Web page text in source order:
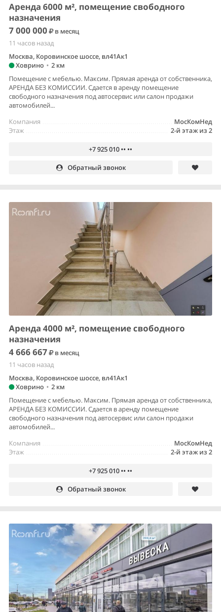
Аренда 6000 м², помещение свободного
назначения
7 000 000
в месяц
11 часов назад
Москва, Коровинское шоссе, вл41Ак1
Ховрино • 2 км
Помещение с мебелью. Максим. Прямая аренда от собственника,
АРЕНДА БЕЗ КОМИССИИ. Сдается в аренду помещение
свободного назначения под автосервис или салон продажи
автомобилей...
МосКомНед
Компания
2-й этаж из 2
Этаж
+7 925 010 •• ••
Обратный звонок
Аренда 4000 м², помещение свободного
назначения
4 666 667
в месяц
11 часов назад
Москва, Коровинское шоссе, вл41Ак1
Ховрино • 2 км
Помещение с мебелью. Максим. Прямая аренда от собственника,
АРЕНДА БЕЗ КОМИССИИ. Сдается в аренду помещение
свободного назначения под автосервис или салон продажи
автомобилей...
МосКомНед
Компания
2-й этаж из 2
Этаж
+7 925 010 •• ••
Обратный звонок